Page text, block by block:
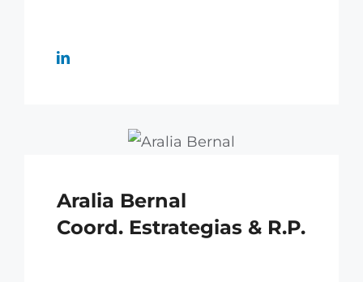
Aralia Bernal
Coord. Estrategias & R.P.